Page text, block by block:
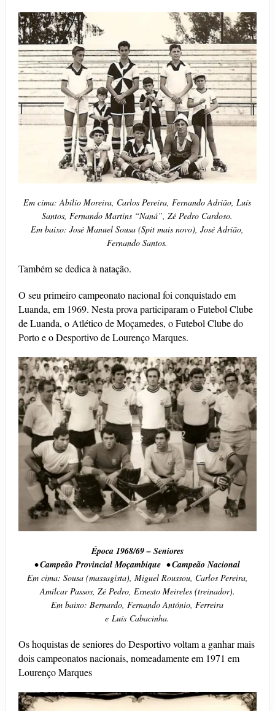
Em cima: Abílio Moreira, Carlos Pereira, Fernando Adrião, Luís
Santos, Fernando Martins “Naná”, Zé Pedro Cardoso.
Em baixo: José Manuel Sousa (Spit mais novo), José Adrião,
Fernando Santos.
Também se dedica à natação.
O seu primeiro campeonato nacional foi conquistado em
Luanda, em 1969. Nesta prova participaram o Futebol Clube
de Luanda, o Atlético de Moçamedes, o Futebol Clube do
Porto e o Desportivo de Lourenço Marques.
Época 1968/69 – Seniores
• Campeão Provincial Moçambique • Campeão Nacional
Em cima: Sousa (massagista), Miguel Roussou, Carlos Pereira,
Amílcar Passos, Zé Pedro, Ernesto Meireles (treinador).
Em baixo: Bernardo, Fernando António, Ferreira
e Luís Cabacinha.
Os hoquistas de seniores do Desportivo voltam a ganhar mais
dois campeonatos nacionais, nomeadamente em 1971 em
Lourenço Marques